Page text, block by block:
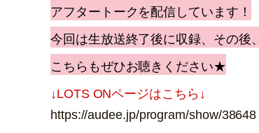
アフタートークを配信しています！
今回は生放送終了後に収録、その後
こちらもぜひお聴きください★
↓LOTS ONページはこちら↓
https://audee.jp/program/show/38648